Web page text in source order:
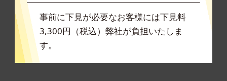
事前に下見が必要なお客様には下見料
3,300円（税込）弊社が負担いたしま
す。